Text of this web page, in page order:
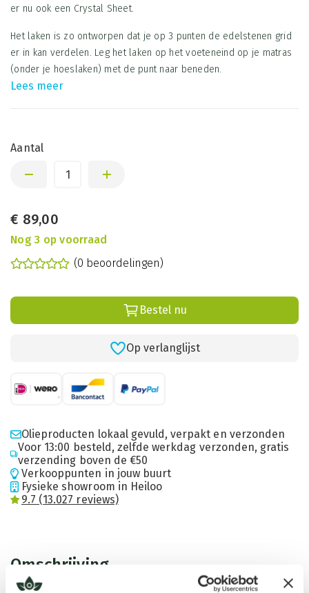
er nu ook een Crystal Sheet.
Het laken is zo ontworpen dat je op 3 punten de edelstenen grid
er in kan verdelen. Leg het laken op het voeteneind op je matras
(onder je hoeslaken) met de punt naar beneden.
Lees meer
Aantal
€ 89,00
Nog 3 op voorraad
(0 beoordelingen)
Bestel nu
Op verlanglijst
Olieproducten lokaal gevuld, verpakt en verzonden
Voor 13:00 besteld, zelfde werkdag verzonden, gratis
verzending boven de €50
Verkooppunten in jouw buurt
Fysieke showroom in Heiloo
9.7 (13.027 reviews)
Omschrijving